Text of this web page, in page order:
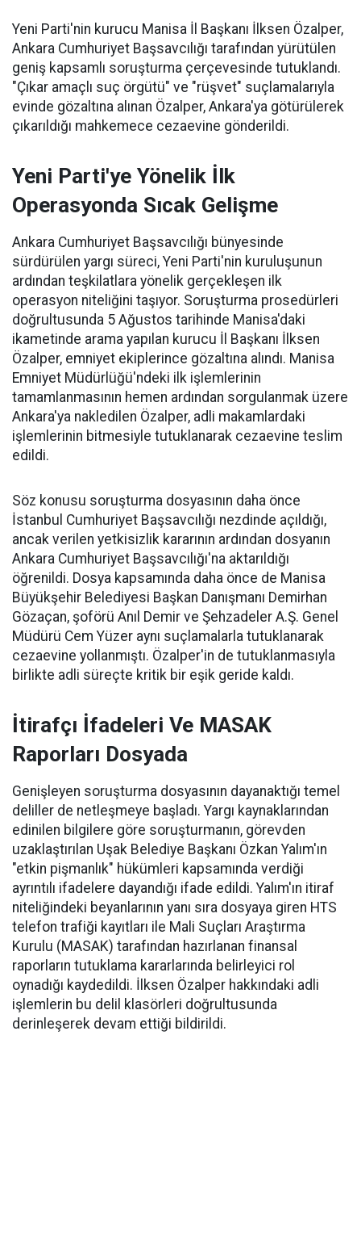
Yeni Parti'nin kurucu Manisa İl Başkanı İlksen Özalper,
Ankara Cumhuriyet Başsavcılığı tarafından yürütülen
geniş kapsamlı soruşturma çerçevesinde tutuklandı.
"Çıkar amaçlı suç örgütü" ve "rüşvet" suçlamalarıyla
evinde gözaltına alınan Özalper, Ankara'ya götürülerek
çıkarıldığı mahkemece cezaevine gönderildi.
Yeni Parti'ye Yönelik İlk
Operasyonda Sıcak Gelişme
Ankara Cumhuriyet Başsavcılığı bünyesinde
sürdürülen yargı süreci, Yeni Parti'nin kuruluşunun
ardından teşkilatlara yönelik gerçekleşen ilk
operasyon niteliğini taşıyor. Soruşturma prosedürleri
doğrultusunda 5 Ağustos tarihinde Manisa'daki
ikametinde arama yapılan kurucu İl Başkanı İlksen
Özalper, emniyet ekiplerince gözaltına alındı. Manisa
Emniyet Müdürlüğü'ndeki ilk işlemlerinin
tamamlanmasının hemen ardından sorgulanmak üzere
Ankara'ya nakledilen Özalper, adli makamlardaki
işlemlerinin bitmesiyle tutuklanarak cezaevine teslim
edildi.
Söz konusu soruşturma dosyasının daha önce
İstanbul Cumhuriyet Başsavcılığı nezdinde açıldığı,
ancak verilen yetkisizlik kararının ardından dosyanın
Ankara Cumhuriyet Başsavcılığı'na aktarıldığı
öğrenildi. Dosya kapsamında daha önce de Manisa
Büyükşehir Belediyesi Başkan Danışmanı Demirhan
Gözaçan, şoförü Anıl Demir ve Şehzadeler A.Ş. Genel
Müdürü Cem Yüzer aynı suçlamalarla tutuklanarak
cezaevine yollanmıştı. Özalper'in de tutuklanmasıyla
birlikte adli süreçte kritik bir eşik geride kaldı.
İtirafçı İfadeleri Ve MASAK
Raporları Dosyada
Genişleyen soruşturma dosyasının dayanaktığı temel
deliller de netleşmeye başladı. Yargı kaynaklarından
edinilen bilgilere göre soruşturmanın, görevden
uzaklaştırılan Uşak Belediye Başkanı Özkan Yalım'ın
"etkin pişmanlık" hükümleri kapsamında verdiği
ayrıntılı ifadelere dayandığı ifade edildi. Yalım'ın itiraf
niteliğindeki beyanlarının yanı sıra dosyaya giren HTS
telefon trafiği kayıtları ile Mali Suçları Araştırma
Kurulu (MASAK) tarafından hazırlanan finansal
raporların tutuklama kararlarında belirleyici rol
oynadığı kaydedildi. İlksen Özalper hakkındaki adli
işlemlerin bu delil klasörleri doğrultusunda
derinleşerek devam ettiği bildirildi.